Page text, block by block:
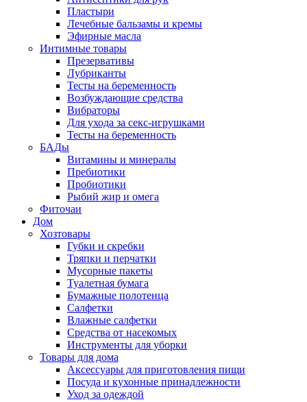
Пластыри
Лечебные бальзамы и кремы
Эфирные масла
Интимные товары
Презервативы
Лубриканты
Тесты на беременность
Возбуждающие средства
Вибраторы
Для ухода за секс-игрушками
Тесты на беременность
БАДы
Витамины и минералы
Пребиотики
Пробиотики
Рыбий жир и омега
Фиточаи
Дом
Хозтовары
Губки и скребки
Тряпки и перчатки
Мусорные пакеты
Туалетная бумага
Бумажные полотенца
Салфетки
Влажные салфетки
Средства от насекомых
Инструменты для уборки
Товары для дома
Аксессуары для приготовления пищи
Посуда и кухонные принадлежности
Уход за одеждой